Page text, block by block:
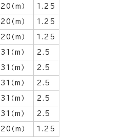
20（m） 1.25
20（m） 1.25
20（m） 1.25
31（m） 2.5
31（m） 2.5
31（m） 2.5
31（m） 2.5
31（m） 2.5
20（m） 1.25